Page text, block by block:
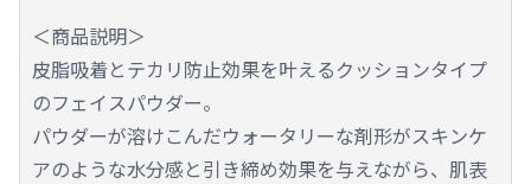
＜商品説明＞
皮脂吸着とテカリ防止効果を叶えるクッションタイプ
のフェイスパウダー。
パウダーが溶けこんだウォータリーな剤形がスキンケ
アのような水分感と引き締め効果を与えながら、肌表